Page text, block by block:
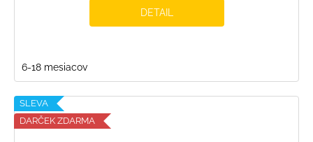
DETAIL
6-18 mesiacov
SLEVA
DARČEK ZDARMA